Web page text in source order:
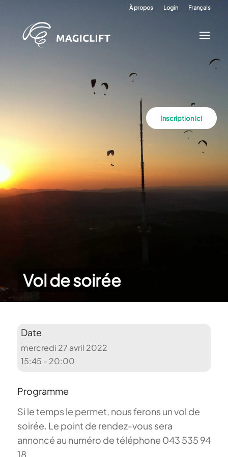
À propos Login Français
Vol de soirée
Inscription ici
Date
mercredi 27 avril 2022
15:45 - 20:00
Programme
Si le temps le permet, nous ferons un vol de
soirée. Le point de rendez-vous sera
annoncé au numéro de téléphone 043 535 94
18.